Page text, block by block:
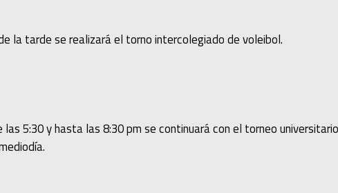
la tarde se realizará el torno intercolegiado de voleibol.
5:30 y hasta las 8:30 pm se continuará con el torneo